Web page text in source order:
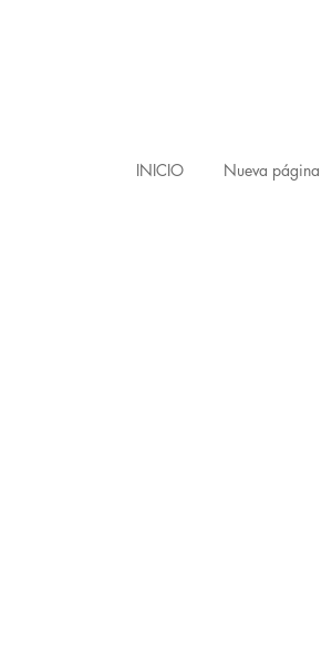
INICIO Nueva página